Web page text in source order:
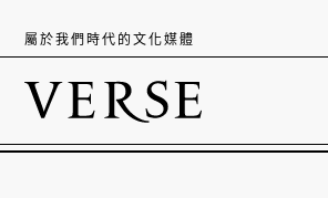
屬於我們時代的文化媒體